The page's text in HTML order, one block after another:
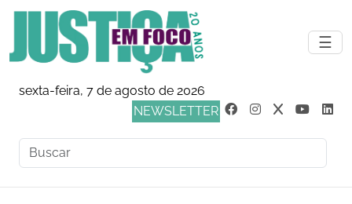
☰
sexta-feira, 7 de agosto de 2026
NEWSLETTER